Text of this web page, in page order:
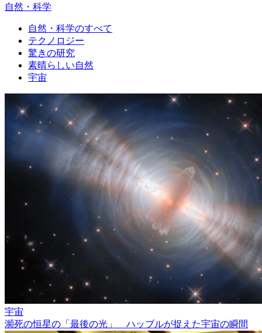
自然・科学
自然・科学のすべて
テクノロジー
驚きの研究
素晴らしい自然
宇宙
宇宙
瀕死の恒星の「最後の光」 ハッブルが捉えた宇宙の瞬間